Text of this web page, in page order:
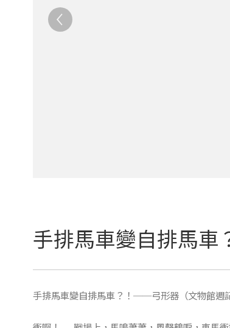
手排馬車變自排馬車
手排馬車變自排馬車？！──弓形器（文物館週